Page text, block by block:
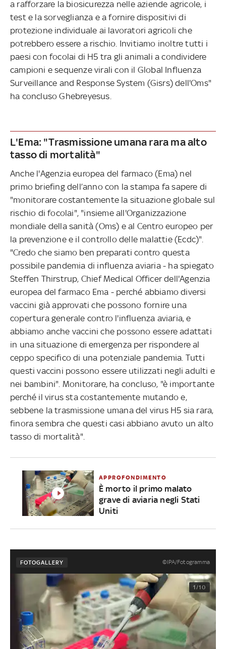
a rafforzare la biosicurezza nelle aziende agricole, i
test e la sorveglianza e a fornire dispositivi di
protezione individuale ai lavoratori agricoli che
potrebbero essere a rischio. Invitiamo inoltre tutti i
paesi con focolai di H5 tra gli animali a condividere
campioni e sequenze virali con il Global Influenza
Surveillance and Response System (Gisrs) dell'Oms"
ha concluso Ghebreyesus.
L'Ema: "Trasmissione umana rara ma alto
tasso di mortalità"
Anche l'Agenzia europea del farmaco (Ema) nel
primo briefing dell’anno con la stampa fa sapere di
"monitorare costantemente la situazione globale sul
rischio di focolai", "insieme all'Organizzazione
mondiale della sanità (Oms) e al Centro europeo per
la prevenzione e il controllo delle malattie (Ecdc)".
"Credo che siamo ben preparati contro questa
possibile pandemia di influenza aviaria - ha spiegato
Steffen Thirstrup, Chief Medical Officer dell'Agenzia
europea del farmaco Ema - perché abbiamo diversi
vaccini già approvati che possono fornire una
copertura generale contro l'influenza aviaria, e
abbiamo anche vaccini che possono essere adattati
in una situazione di emergenza per rispondere al
ceppo specifico di una potenziale pandemia. Tutti
questi vaccini possono essere utilizzati negli adulti e
nei bambini". Monitorare, ha concluso, "è importante
perché il virus sta costantemente mutando e,
sebbene la trasmissione umana del virus H5 sia rara,
finora sembra che questi casi abbiano avuto un alto
tasso di mortalità".
APPROFONDIMENTO
È morto il primo malato
grave di aviaria negli Stati
Uniti
FOTOGALLERY ©IPA/Fotogramma
1/10